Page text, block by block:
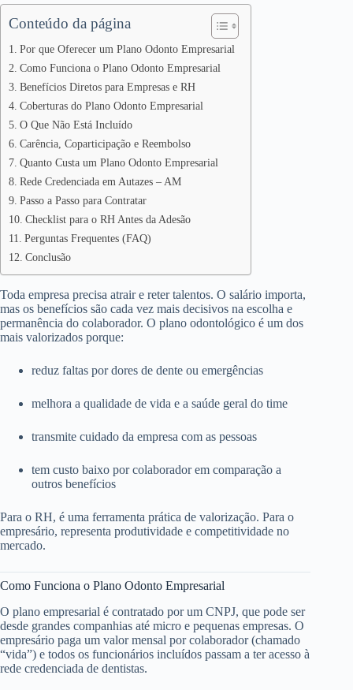
Conteúdo da página
Por que Oferecer um Plano Odonto Empresarial
Como Funciona o Plano Odonto Empresarial
Benefícios Diretos para Empresas e RH
Coberturas do Plano Odonto Empresarial
O Que Não Está Incluído
Carência, Coparticipação e Reembolso
Quanto Custa um Plano Odonto Empresarial
Rede Credenciada em Autazes – AM
Passo a Passo para Contratar
Checklist para o RH Antes da Adesão
Perguntas Frequentes (FAQ)
Conclusão
Toda empresa precisa atrair e reter talentos. O salário importa,
mas os benefícios são cada vez mais decisivos na escolha e
permanência do colaborador. O plano odontológico é um dos
mais valorizados porque:
reduz faltas por dores de dente ou emergências
melhora a qualidade de vida e a saúde geral do time
transmite cuidado da empresa com as pessoas
tem custo baixo por colaborador em comparação a
outros benefícios
Para o RH, é uma ferramenta prática de valorização. Para o
empresário, representa produtividade e competitividade no
mercado.
Como Funciona o Plano Odonto Empresarial
O plano empresarial é contratado por um CNPJ, que pode ser
desde grandes companhias até micro e pequenas empresas. O
empresário paga um valor mensal por colaborador (chamado
“vida”) e todos os funcionários incluídos passam a ter acesso à
rede credenciada de dentistas.